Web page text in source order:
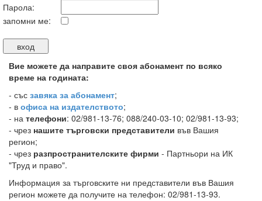
Парола:
запомни ме:
Вие можете да направите своя абонамент по всяко
време на годината:
- със завяка за абонамент;
- в офиса на издателството;
- на телефони: 02/981-13-76; 088/240-03-10; 02/981-13-93;
- чрез нашите търговски представители във Вашия
регион;
- чрез разпространителските фирми - Партньори на ИК
"Труд и право".
Информация за търговските ни представители във Вашия
регион можете да получите на телефон: 02/981-13-93.